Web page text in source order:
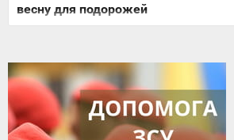
весну для подорожей